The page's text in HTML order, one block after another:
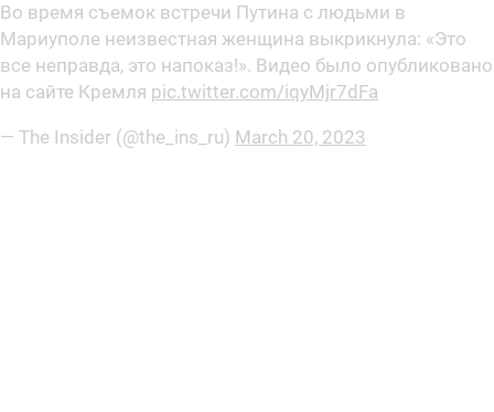
Во время съемок встречи Путина с людьми в
Мариуполе неизвестная женщина выкрикнула: «Это
все неправда, это напоказ!». Видео было опубликовано
на сайте Кремля pic.twitter.com/iqyMjr7dFa
— The Insider (@the_ins_ru) March 20, 2023